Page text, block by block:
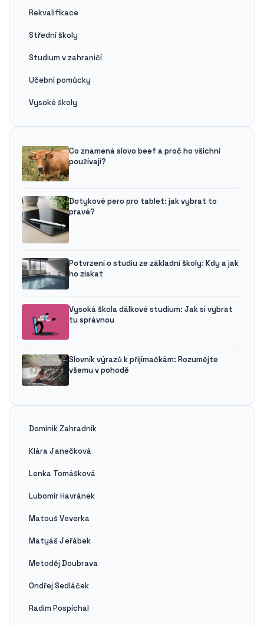
Rekvalifikace
Střední školy
Studium v zahraničí
Učební pomůcky
Vysoké školy
Co znamená slovo beef a proč ho všichni
používají?
Dotykové pero pro tablet: jak vybrat to
pravé?
Potvrzení o studiu ze základní školy: Kdy a jak
ho získat
Vysoká škola dálkové studium: Jak si vybrat
tu správnou
Slovník výrazů k přijímačkám: Rozumějte
všemu v pohodě
Dominik Zahradník
Klára Janečková
Lenka Tomášková
Lubomír Havránek
Matouš Veverka
Matyáš Jeřábek
Metoděj Doubrava
Ondřej Sedláček
Radim Pospíchal